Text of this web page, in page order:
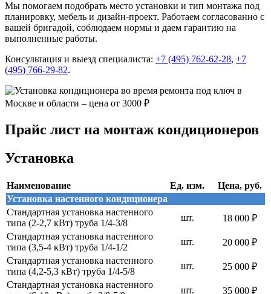
Мы помогаем подобрать место установки и тип монтажа под
планировку, мебель и дизайн‑проект. Работаем согласованно с
вашей бригадой, соблюдаем нормы и даем гарантию на
выполненные работы.
Консультация и выезд специалиста: +7 (495) 762-62-28, +7
(495) 766-29-82.
Прайс лист на монтаж кондиционеров
Установка
Наименование Ед. изм.
Цена, руб.
Установка настенного кондиционера
Стандартная установка настенного
типа (2-2,7 кВт) труба 1/4-3/8
шт.
18 000 ₽
Стандартная установка настенного
типа (3,5-4 кВт) труба 1/4-1/2
шт.
20 000 ₽
Стандартная установка настенного
типа (4,2-5,3 кВт) труба 1/4-5/8
шт.
25 000 ₽
Стандартная установка настенного
шт.
35 000 ₽